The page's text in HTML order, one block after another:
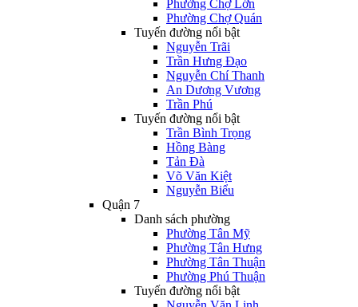
Phường Chợ Lớn
Phường Chợ Quán
Tuyến đường nổi bật
Nguyễn Trãi
Trần Hưng Đạo
Nguyễn Chí Thanh
An Dương Vương
Trần Phú
Tuyến đường nổi bật
Trần Bình Trọng
Hồng Bàng
Tản Đà
Võ Văn Kiệt
Nguyễn Biểu
Quận 7
Danh sách phường
Phường Tân Mỹ
Phường Tân Hưng
Phường Tân Thuận
Phường Phú Thuận
Tuyến đường nổi bật